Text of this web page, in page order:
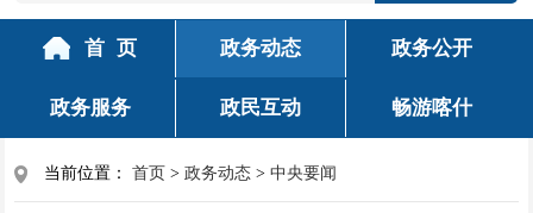
首 页 政务动态 政务公开
政务服务 政民互动 畅游喀什
当前位置：首页 >政务动态 >中央要闻